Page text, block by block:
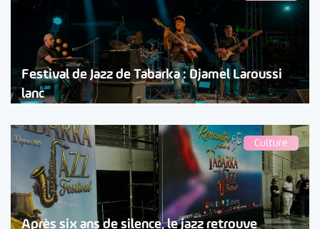
Festival de Jazz de Tabarka : Djamel Laroussi
lanc
Culture
Après six ans de silence, le jazz retrouve